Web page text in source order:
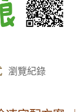
瀏覽紀錄